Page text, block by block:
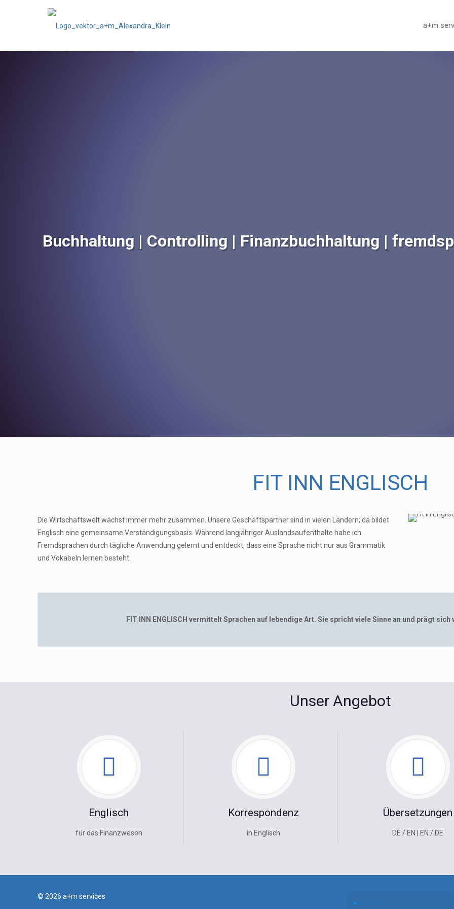
a+m
Buchhaltung | Controlling | Finanzbuchhaltung |
FIT INN ENGLISCH
Die Wirtschaftswelt wächst immer mehr zusammen. Unsere Geschäftspartner sind in vielen Ländern; da bildet
Englisch eine gemeinsame Verständigungsbasis. Während langjähriger Auslandsaufenthalte habe ich
Fremdsprachen durch tägliche Anwendung gelernt und entdeckt, dass eine Sprache nicht nur aus Grammatik
und Vokabeln lernen besteht.
FIT INN ENGLISCH vermittelt Sprachen auf lebendige Art. Sie spricht viele Sinne an und prägt
Unser Angebot
Englisch
für das Finanzwesen
Korrespondenz
in Englisch
Übersetzungen
DE / EN | EN / DE
© 2026 a+m services